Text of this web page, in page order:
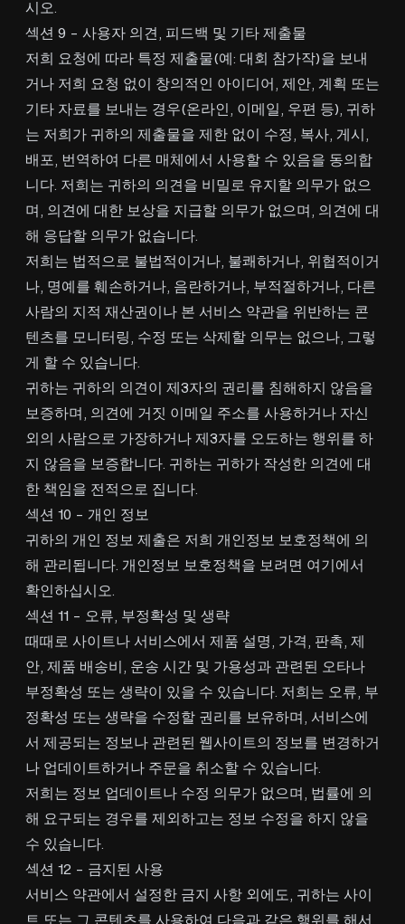
시오.
섹션 9 - 사용자 의견, 피드백 및 기타 제출물
저희 요청에 따라 특정 제출물(예: 대회 참가작)을 보내
거나 저희 요청 없이 창의적인 아이디어, 제안, 계획 또는
기타 자료를 보내는 경우(온라인, 이메일, 우편 등), 귀하
는 저희가 귀하의 제출물을 제한 없이 수정, 복사, 게시,
배포, 번역하여 다른 매체에서 사용할 수 있음을 동의합
니다. 저희는 귀하의 의견을 비밀로 유지할 의무가 없으
며, 의견에 대한 보상을 지급할 의무가 없으며, 의견에 대
해 응답할 의무가 없습니다.
저희는 법적으로 불법적이거나, 불쾌하거나, 위협적이거
나, 명예를 훼손하거나, 음란하거나, 부적절하거나, 다른
사람의 지적 재산권이나 본 서비스 약관을 위반하는 콘
텐츠를 모니터링, 수정 또는 삭제할 의무는 없으나, 그렇
게 할 수 있습니다.
귀하는 귀하의 의견이 제3자의 권리를 침해하지 않음을
보증하며, 의견에 거짓 이메일 주소를 사용하거나 자신
외의 사람으로 가장하거나 제3자를 오도하는 행위를 하
지 않음을 보증합니다. 귀하는 귀하가 작성한 의견에 대
한 책임을 전적으로 집니다.
섹션 10 - 개인 정보
귀하의 개인 정보 제출은 저희 개인정보 보호정책에 의
해 관리됩니다. 개인정보 보호정책을 보려면 여기에서
확인하십시오.
섹션 11 - 오류, 부정확성 및 생략
때때로 사이트나 서비스에서 제품 설명, 가격, 판촉, 제
안, 제품 배송비, 운송 시간 및 가용성과 관련된 오타나
부정확성 또는 생략이 있을 수 있습니다. 저희는 오류, 부
정확성 또는 생략을 수정할 권리를 보유하며, 서비스에
서 제공되는 정보나 관련된 웹사이트의 정보를 변경하거
나 업데이트하거나 주문을 취소할 수 있습니다.
저희는 정보 업데이트나 수정 의무가 없으며, 법률에 의
해 요구되는 경우를 제외하고는 정보 수정을 하지 않을
수 있습니다.
섹션 12 - 금지된 사용
서비스 약관에서 설정한 금지 사항 외에도, 귀하는 사이
트 또는 그 콘텐츠를 사용하여 다음과 같은 행위를 해서